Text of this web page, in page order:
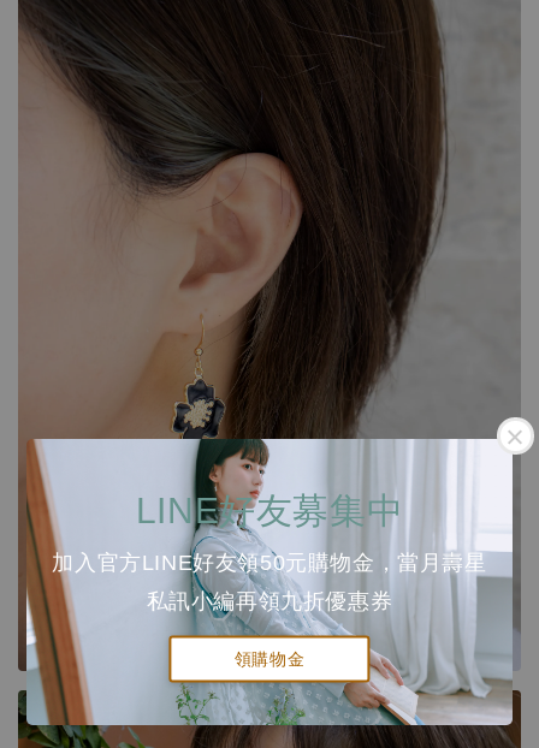
LINE好友募集中
加入官方LINE好友領50元購物金，當月壽星
私訊小編再領九折優惠券
領購物金